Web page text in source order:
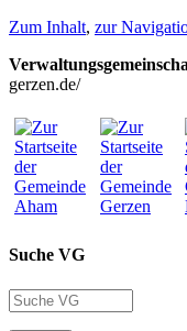
Zum Inhalt, zur
gerzen.de/
Suche VG